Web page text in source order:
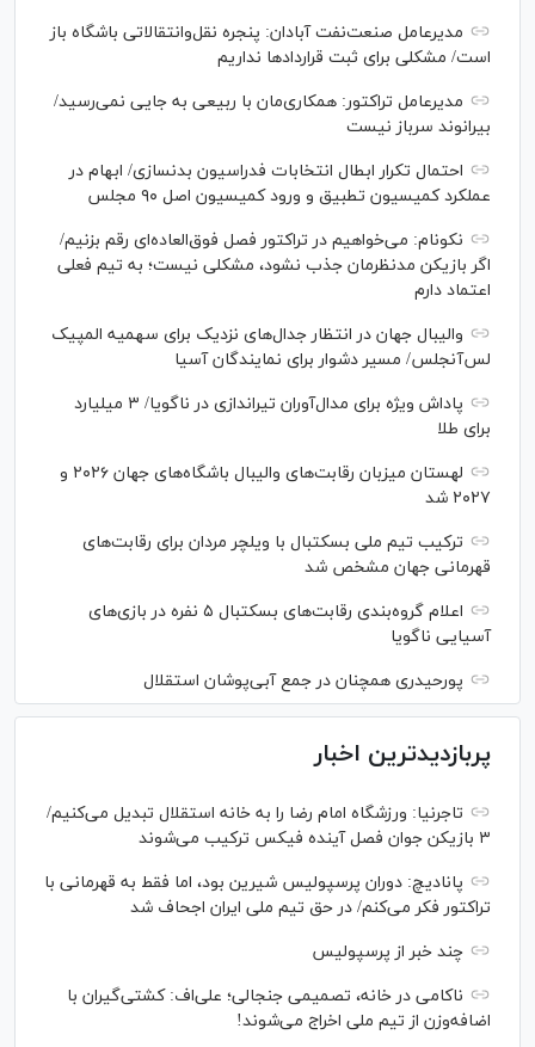
مدیرعامل صنعت‌نفت آبادان: پنجره نقل‌وانتقالاتی باشگاه باز
است/ مشکلی برای ثبت قرارداد‌ها نداریم
مدیرعامل تراکتور: همکاری‌مان با ربیعی به جایی نمی‌رسید/
بیرانوند سرباز نیست
احتمال تکرار ابطال انتخابات فدراسیون بدنسازی/ ابهام در
عملکرد کمیسیون تطبیق و ورود کمیسیون اصل ۹۰ مجلس
نکونام: می‌خواهیم در تراکتور فصل فوق‌العاده‌ای رقم بزنیم/
اگر بازیکن مدنظرمان جذب نشود، مشکلی نیست؛ به تیم فعلی
اعتماد دارم
والیبال جهان در انتظار جدال‌های نزدیک برای سهمیه المپیک
لس‌آنجلس/ مسیر دشوار برای نمایندگان آسیا
پاداش ویژه برای مدال‌آوران تیراندازی در ناگویا/ ۳ میلیارد
برای طلا
لهستان میزبان رقابت‌های والیبال باشگاه‌های جهان ۲۰۲۶ و
۲۰۲۷ شد
ترکیب تیم ملی بسکتبال با ویلچر مردان برای رقابت‌های
قهرمانی جهان مشخص شد
اعلام گروه‌بندی رقابت‌های بسکتبال ۵ نفره در بازی‌های
آسیایی ناگویا
پورحیدری همچنان در جمع آبی‌پوشان استقلال
پربازدیدترین اخبار
تاجرنیا: ورزشگاه امام رضا را به خانه استقلال تبدیل می‌کنیم/
۳ بازیکن جوان فصل آینده فیکس ترکیب می‌شوند
پانادیچ: دوران پرسپولیس شیرین بود، اما فقط به قهرمانی با
تراکتور فکر می‌کنم/ در حق تیم ملی ایران اجحاف شد
چند خبر از پرسپولیس
ناکامی در خانه، تصمیمی جنجالی؛ علی‌اف: کشتی‌گیران با
اضافه‌وزن از تیم ملی اخراج می‌شوند!